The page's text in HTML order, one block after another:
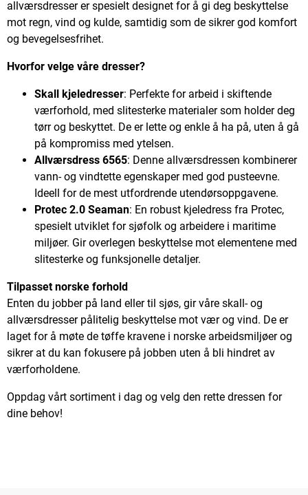
allværsdresser er spesielt designet for å gi deg beskyttelse
mot regn, vind og kulde, samtidig som de sikrer god komfort
og bevegelsesfrihet.
Hvorfor velge våre dresser?
Skall kjeledresser: Perfekte for arbeid i skiftende
værforhold, med slitesterke materialer som holder deg
tørr og beskyttet. De er lette og enkle å ha på, uten å gå
på kompromiss med ytelsen.
Allværsdress 6565: Denne allværsdressen kombinerer
vann- og vindtette egenskaper med god pusteevne.
Ideell for de mest utfordrende utendørsoppgavene.
Protec 2.0 Seaman: En robust kjeledress fra Protec,
spesielt utviklet for sjøfolk og arbeidere i maritime
miljøer. Gir overlegen beskyttelse mot elementene med
slitesterke og funksjonelle detaljer.
Tilpasset norske forhold
Enten du jobber på land eller til sjøs, gir våre skall- og
allværsdresser pålitelig beskyttelse mot vær og vind. De er
laget for å møte de tøffe kravene i norske arbeidsmiljøer og
sikrer at du kan fokusere på jobben uten å bli hindret av
værforholdene.
Oppdag vårt sortiment i dag og velg den rette dressen for
dine behov!